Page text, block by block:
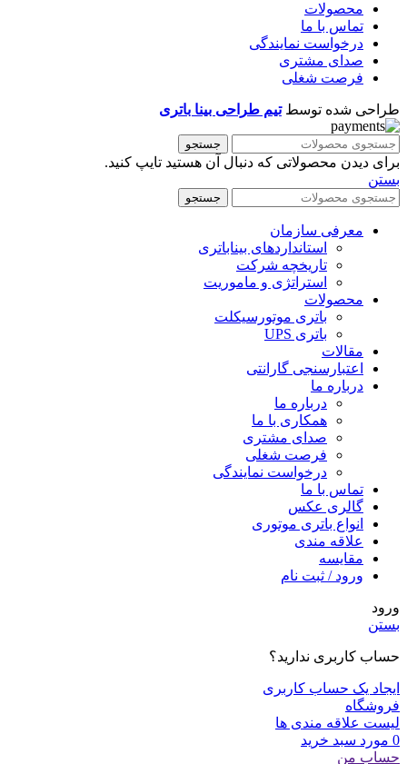
محصولات
تماس با ما
درخواست نمایندگی
صدای مشتری
فرصت شغلی
طراحی شده توسطتیم طراحی بینا باتری
جستجو
برای دیدن محصولاتی که دنبال آن هستید تایپ کنید.
بستن
جستجو
معرفی سازمان
استانداردهای بیناباتری
تاریخچه شرکت
استراتژی و ماموریت
محصولات
باتری موتورسیکلت
باتری UPS
مقالات
اعتبارسنجی گارانتی
درباره ما
درباره ما
همکاری با ما
صدای مشتری
فرصت شغلی
درخواست نمایندگی
تماس با ما
گالری عکس
انواع باتری موتوری
علاقه مندی
مقايسه
ورود / ثبت نام
ورود
بستن
حساب کاربری ندارید؟
ایجاد یک حساب کاربری
فروشگاه
لیست علاقه مندی ها
0 مورد سبد خرید
حساب من